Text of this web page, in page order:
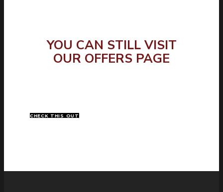
YOU CAN STILL VISIT
OUR OFFERS PAGE
CHECK THIS OUT